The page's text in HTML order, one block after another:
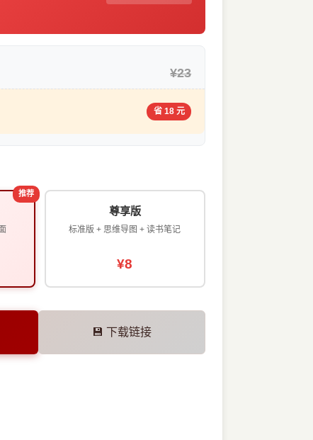
¥23
省 18 元
推荐
尊享版
标准版 + 思维导图 + 读书笔记
¥8
💾 下载链接